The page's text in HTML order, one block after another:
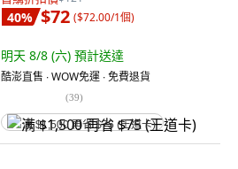
40% $72 ($72.00/1個)
明天 8/8 (六) 預計送達
酷澎直售 ∙ WOW免運 ∙ 免費退貨
(39)
满 $1,500 再省 $75 (王道卡)